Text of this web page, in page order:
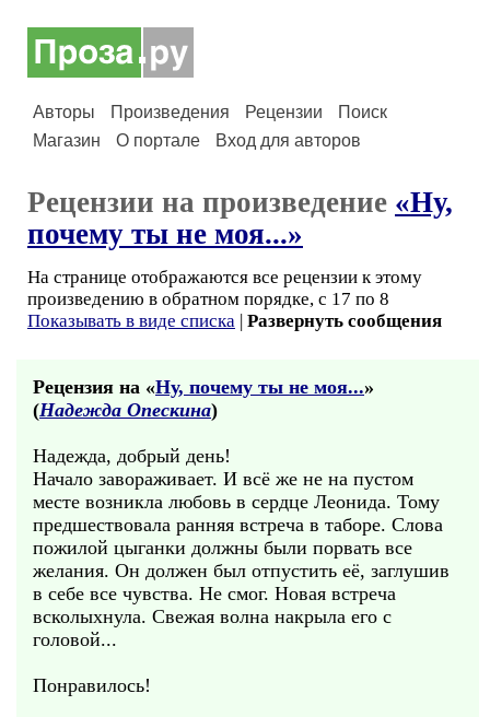
Авторы Произведения Рецензии
Поиск
Магазин
О портале Вход для авторов
Рецензии на произведение «Ну,
почему ты не моя...»
На странице отображаются все рецензии к этому
произведению в обратном порядке, с 17 по 8
Показывать в виде списка | Развернуть сообщения
Рецензия на «Ну, почему ты не моя...»
(Надежда Опескина)
Надежда, добрый день!
Начало завораживает. И всё же не на пустом
месте возникла любовь в сердце Леонида. Тому
предшествовала ранняя встреча в таборе. Слова
пожилой цыганки должны были порвать все
желания. Он должен был отпустить её, заглушив
в себе все чувства. Не смог. Новая встреча
всколыхнула. Свежая волна накрыла его с
головой...
Понравилось!